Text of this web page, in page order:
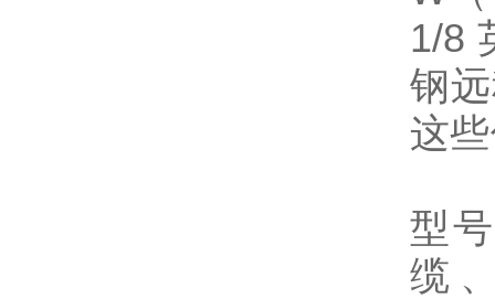
1/8
钢
这
型
缆